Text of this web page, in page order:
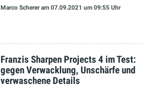
Marco Schereram 07.09.2021 um 09:55 Uhr
Franzis Sharpen Projects 4 im Test:
gegen Verwacklung, Unschärfe und
verwaschene Details